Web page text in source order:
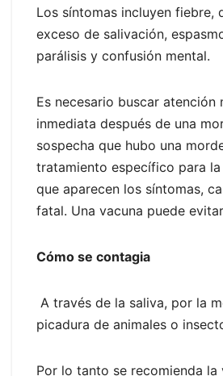
Los síntomas incluyen fiebre,
exceso de salivación,
parálisis y confusión mental.
Es necesario buscar atención
inmediata después de una
sospecha que hubo una
tratamiento específico para la
que aparecen los síntomas,
fatal. Una vacuna puede
Cómo se contagia
A través de la saliva, por la
picadura de animales o
Por lo tanto se recomienda la